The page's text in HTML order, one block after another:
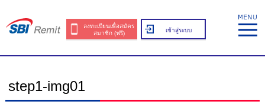
ลงทะเบียนเพื่อสมัคร
สมาชิก (ฟรี)
เข้าสู่ระบบ
step1-img01